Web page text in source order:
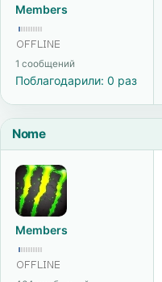
Members
1 сообщений
Поблагодарили: 0 раз
Nome
Members